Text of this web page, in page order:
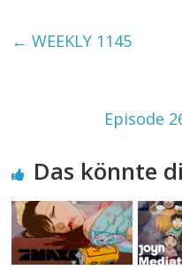
← WEEKLY 1145
Episode
Das könnte